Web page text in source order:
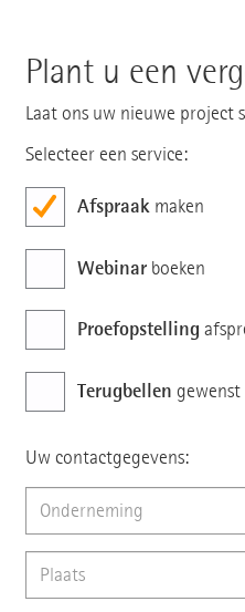
Plant u een
Laat ons uw nieuwe project
Selecteer een service:
Afspraakmaken
Webinarboeken
Proefopstelling
Terugbellen gewenst
Uw contactgegevens: